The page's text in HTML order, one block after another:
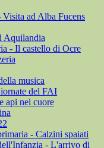
ad Alba Fucens
- Il castello di Ocre
musica
del FAI
api nel cuore
- Calzini spaiati
- L'arrivo di